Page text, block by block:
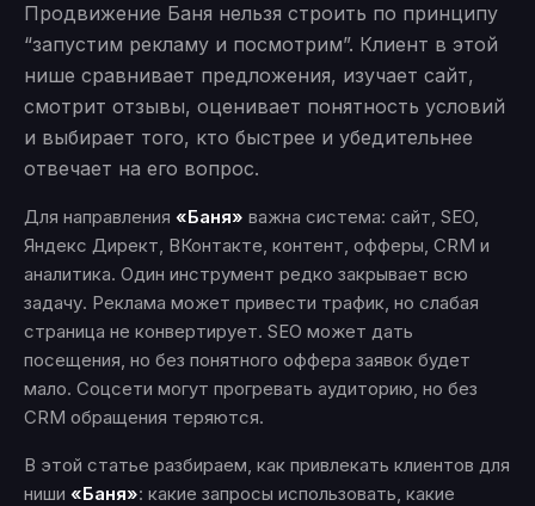
Продвижение Баня нельзя строить по принципу
“запустим рекламу и посмотрим”. Клиент в этой
нише сравнивает предложения, изучает сайт,
смотрит отзывы, оценивает понятность условий
и выбирает того, кто быстрее и убедительнее
отвечает на его вопрос.
Для направления «Баня» важна система: сайт, SEO,
Яндекс Директ, ВКонтакте, контент, офферы, CRM и
аналитика. Один инструмент редко закрывает всю
задачу. Реклама может привести трафик, но слабая
страница не конвертирует. SEO может дать
посещения, но без понятного оффера заявок будет
мало. Соцсети могут прогревать аудиторию, но без
CRM обращения теряются.
В этой статье разбираем, как привлекать клиентов для
ниши «Баня»: какие запросы использовать, какие